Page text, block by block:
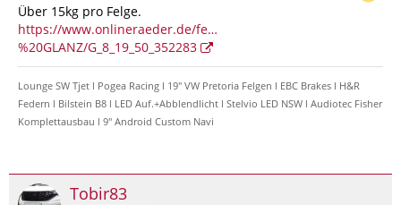
Über 15kg pro Felge.
https://www.onlineraeder.de/fe…
%20GLANZ/G_8_19_50_352283
Lounge SW Tjet l Pogea Racing l 19" VW Pretoria Felgen l EBC Brakes l H&R
Federn l Bilstein B8 l LED Auf.+Abblendlicht l Stelvio LED NSW l Audiotec Fisher
Komplettausbau l 9" Android Custom Navi
Tobir83